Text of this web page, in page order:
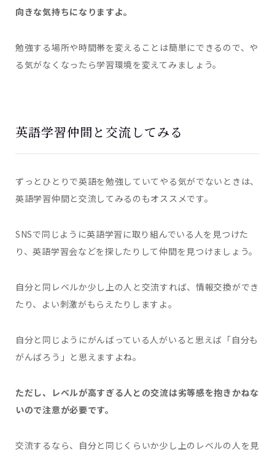
向きな気持ちになりますよ。
勉強する場所や時間帯を変えることは簡単にできるので、や
る気がなくなったら学習環境を変えてみましょう。
英語学習仲間と交流してみる
ずっとひとりで英語を勉強していてやる気がでないときは、
英語学習仲間と交流してみるのもオススメです。
SNSで同じように英語学習に取り組んでいる人を見つけた
り、英語学習会などを探したりして仲間を見つけましょう。
自分と同レベルか少し上の人と交流すれば、情報交換ができ
たり、よい刺激がもらえたりしますよ。
自分と同じようにがんばっている人がいると思えば「自分も
がんばろう」と思えますよね。
ただし、レベルが高すぎる人との交流は劣等感を抱きかねな
いので注意が必要です。
交流するなら、自分と同じくらいか少し上のレベルの人を見